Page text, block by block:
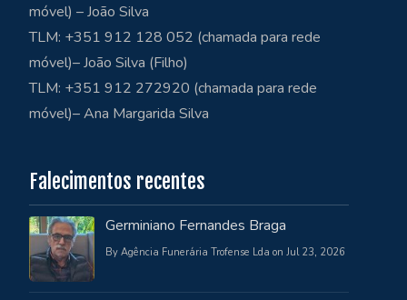
móvel) – João Silva
TLM: +351 912 128 052 (chamada para rede
móvel)– João Silva (Filho)
TLM: +351 912 272920 (chamada para rede
móvel)– Ana Margarida Silva
Falecimentos recentes
Germiniano Fernandes Braga
By Agência Funerária Trofense Lda on Jul 23, 2026